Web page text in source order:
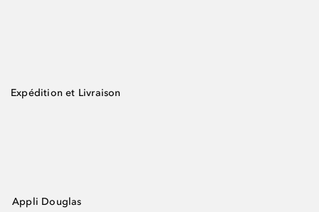
Expédition et Livraison
Appli Douglas